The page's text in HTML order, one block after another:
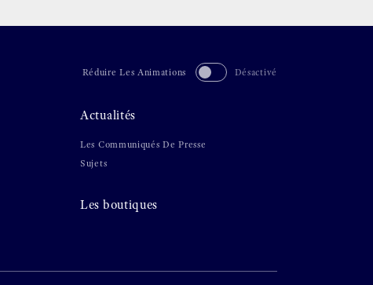
Réduire Les Animations Désactivé
Actualités
Les Communiqués De Presse
Sujets
Les boutiques